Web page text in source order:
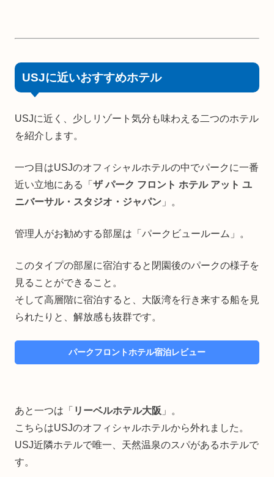
USJに近いおすすめホテル
USJに近く、少しリゾート気分も味わえる二つのホテル
を紹介します。
一つ目はUSJのオフィシャルホテルの中でパークに一番
近い立地にある「 ザ パーク フロント ホテル アット ユ
ニバーサル・スタジオ・ジャパン 」。
管理人がお勧めする部屋は「パークビュールーム」。
このタイプの部屋に宿泊すると閉園後のパークの様子を
見ることができること。
そして高層階に宿泊すると、大阪湾を行き来する船を見
られたりと、解放感も抜群です。
パークフロントホテル宿泊レビュー
あと一つは「 リーベルホテル大阪 」。
こちらはUSJのオフィシャルホテルから外れました。
USJ近隣ホテルで唯一、天然温泉のスパがあるホテルで
す。